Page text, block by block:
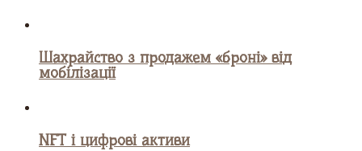
Шахрайство з продажем «броні» від
мобілізації
NFT і цифрові активи